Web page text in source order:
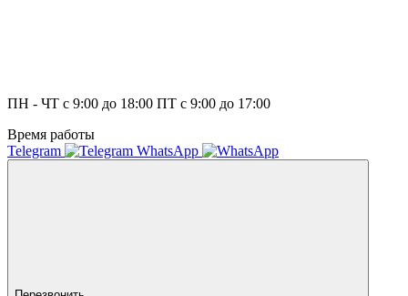
ПН - ЧТ с 9:00 до 18:00 ПТ с 9:00 до 17:00
Время работы
Telegram
WhatsApp